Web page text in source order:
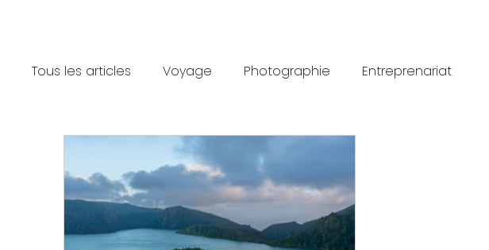
Tous les articles Voyage Photographie Entreprenariat